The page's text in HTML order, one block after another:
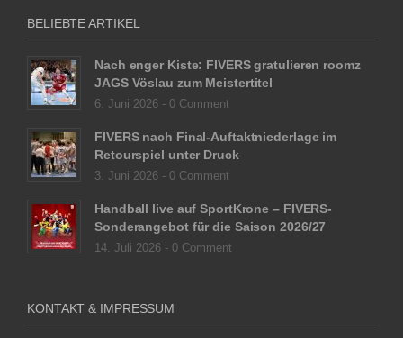
BELIEBTE ARTIKEL
Nach enger Kiste: FIVERS gratulieren roomz
JAGS Vöslau zum Meistertitel
6. Juni 2026 - 0 Comment
FIVERS nach Final-Auftaktniederlage im
Retourspiel unter Druck
3. Juni 2026 - 0 Comment
Handball live auf SportKrone – FIVERS-
Sonderangebot für die Saison 2026/27
14. Juli 2026 - 0 Comment
KONTAKT & IMPRESSUM